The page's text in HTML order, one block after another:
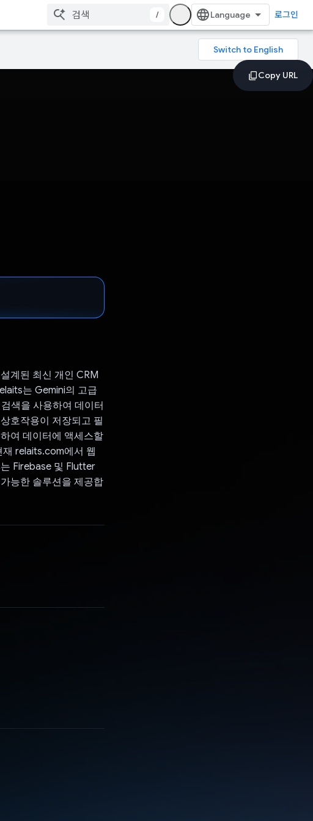
/ 로그인
계된 최신 개인 CRM
는 Gemini의 고급
색을 사용하여 데이터
호작용이 저장되고 필
여 데이터에 액세스할
relaits.com에서 웹
Firebase 및 Flutter
능한 솔루션을 제공합